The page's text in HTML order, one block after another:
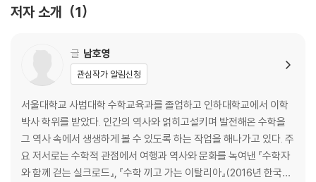
저 희미하게 깜빡대는 별은 얼마나 멀리 있을까?
이 책은 한 꼬마의 엉뚱한 상상에서 출발했다. 《용감한 수학》 시리즈의 저
자이자 수학자인 남호영 박사는 “캄캄한 밤에, 낮에는 안 보이던 것이 보인
적 있나요? 어렸을 때 얼핏 잠에서 깨면 마루에 앉아 어둠을 뚫고 오는 별
빛을 보면서 상상했어요. 이 책은 어릴 적 궁금증을 풀어낸 이야기예요.”라
며 집필 의도를 밝혔다.
아이들은 대부분 ‘수학’ 하면 골치부터 아파한다. 이 책의 주인공 ‘루아’와
반려 까마귀 ‘귀야’도 마찬가지다. 그러던 어느 날 문득 깨닫는다. 수학이
저자 소개 1
글 남호영
관심작가 알림신청
서울대학교 사범대학 수학교육과를 졸업하고 인하대학교에서 이학
박사 학위를 받았다. 인간의 역사와 얽히고설키며 발전해온 수학을
그 역사 속에서 생생하게 볼 수 있도록 하는 작업을 해나가고 있다. 주
요 저서로는 수학적 관점에서 여행과 역사와 문화를 녹여낸 『수학자
와 함께 걷는 실크로드』, 『수학 끼고 가는 이탈리아』(2016년 한국과